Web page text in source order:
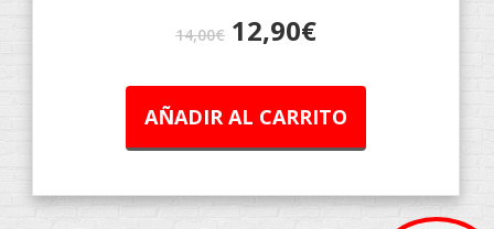
14,00€ 12,90€
AÑADIR AL CARRITO